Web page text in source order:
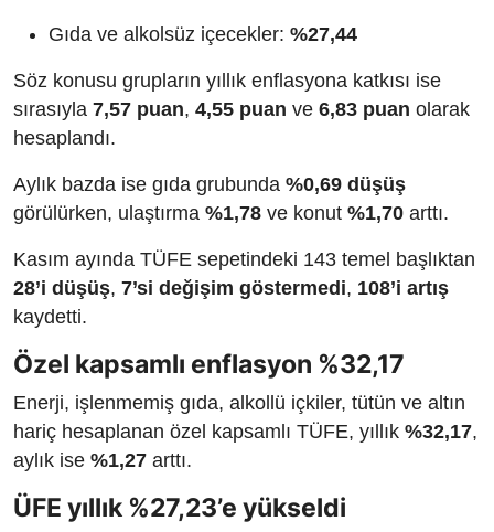
Gıda ve alkolsüz içecekler: %27,44
Söz konusu grupların yıllık enflasyona katkısı ise
sırasıyla 7,57 puan, 4,55 puan ve 6,83 puan olarak
hesaplandı.
Aylık bazda ise gıda grubunda %0,69 düşüş
görülürken, ulaştırma %1,78 ve konut %1,70 arttı.
Kasım ayında TÜFE sepetindeki 143 temel başlıktan
28’i düşüş, 7’si değişim göstermedi, 108’i artış
kaydetti.
Özel kapsamlı enflasyon %32,17
Enerji, işlenmemiş gıda, alkollü içkiler, tütün ve altın
hariç hesaplanan özel kapsamlı TÜFE, yıllık %32,17,
aylık ise %1,27 arttı.
ÜFE yıllık %27,23’e yükseldi